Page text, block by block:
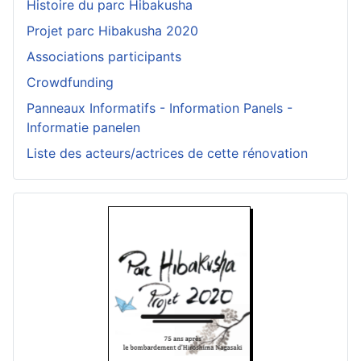
Histoire du parc Hibakusha
Projet parc Hibakusha 2020
Associations participants
Crowdfunding
Panneaux Informatifs - Information Panels -
Informatie panelen
Liste des acteurs/actrices de cette rénovation